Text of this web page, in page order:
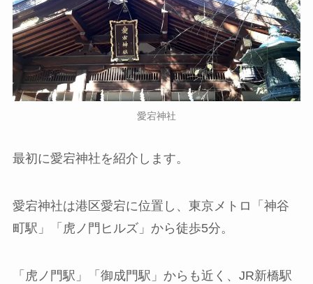
愛宕神社
最初に愛宕神社を紹介します。
愛宕神社は港区愛宕に位置し、東京メトロ「神谷
町駅」「虎ノ門ヒルズ」から徒歩5分。
「虎ノ門駅」「御成門駅」からも近く、JR新橋駅